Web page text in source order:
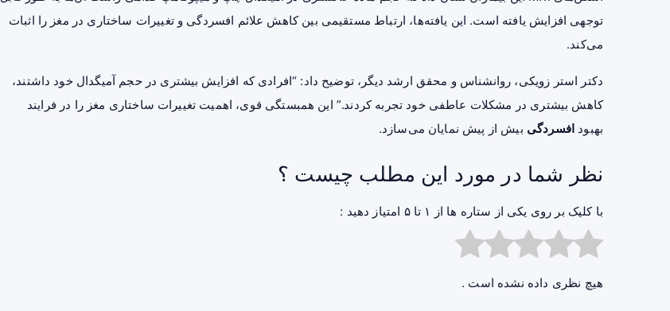
توجهی افزایش یافته است. این یافته‌ها، ارتباط مستقیمی بین کاهش علائم افسردگی و تغییرات ساختاری در مغز را اثبات
می‌کند.
دکتر استر زویکی، روانشناس و محقق ارشد دیگر، توضیح داد: “افرادی که افزایش بیشتری در حجم آمیگدال خود داشتند،
کاهش بیشتری در مشکلات عاطفی خود تجربه کردند.” این همبستگی قوی، اهمیت تغییرات ساختاری مغز را در فرایند
بهبود افسردگی بیش از پیش نمایان می‌سازد.
نظر شما در مورد این مطلب چیست ؟
با کلیک بر روی یکی از ستاره ها از ۱ تا ۵ امتیاز دهید :
هیچ نظری داده نشده است .